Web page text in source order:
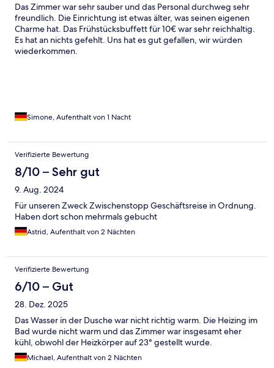
Das Zimmer war sehr sauber und das Personal durchweg sehr
freundlich. Die Einrichtung ist etwas älter, was seinen eigenen
Charme hat. Das Frühstücksbuffett für 10€ war sehr reichhaltig.
Es hat an nichts gefehlt. Uns hat es gut gefallen, wir würden
wiederkommen.
Simone, Aufenthalt von 1 Nacht
Verifizierte Bewertung
8/10 – Sehr gut
9. Aug. 2024
Für unseren Zweck Zwischenstopp Geschäftsreise in Ordnung.
Haben dort schon mehrmals gebucht
Astrid, Aufenthalt von 2 Nächten
Verifizierte Bewertung
6/10 – Gut
28. Dez. 2025
Das Wasser in der Dusche war nicht richtig warm. Die Heizing im
Bad wurde nicht warm und das Zimmer war insgesamt eher
kühl, obwohl der Heizkörper auf 23° gestellt wurde.
Michael, Aufenthalt von 2 Nächten